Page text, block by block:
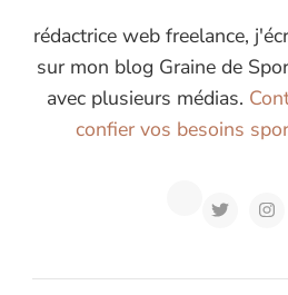
rédactrice web freelance,
sur mon blog Graine de
avec plusieurs médias.
confier vos besoins